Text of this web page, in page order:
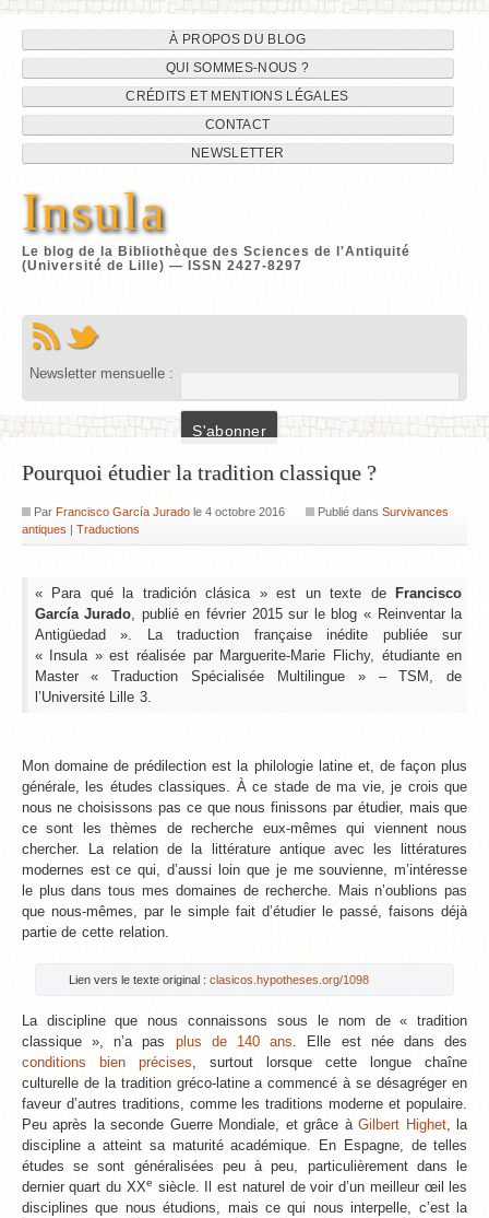
Navigation
du
site
au
contenu
À PROPOS DU BLOG
QUI SOMMES-NOUS ?
CRÉDITS ET MENTIONS LÉGALES
CONTACT
NEWSLETTER
Insula
Le blog de la Bibliothèque des Sciences de l'Antiquité
(Université de Lille) — ISSN 2427-8297
Newsletter mensuelle :
Pourquoi étudier la tradition classique ?
Par Francisco García Juradole 4 octobre 2016 Publié dansSurvivances
antiques
Traductions
« Para qué la tradición clásica » est un texte de
Francisco
García Jurado , publié en février 2015 sur le blog « Reinventar la
Antigüedad ». La traduction française inédite publiée sur
« Insula » est réalisée par Marguerite-Marie Flichy, étudiante en
Master « Traduction Spécialisée Multilingue » – TSM, de
l’Université Lille 3.
Mon domaine de prédilection est la philologie latine et, de façon plus
générale, les études classiques. À ce stade de ma vie, je crois que
nous ne choisissons pas ce que nous finissons par étudier, mais que
ce sont les thèmes de recherche eux-mêmes qui viennent nous
chercher. La relation de la littérature antique avec les littératures
modernes est ce qui, d’aussi loin que je me souvienne, m’intéresse
le plus dans tous mes domaines de recherche. Mais n’oublions pas
que nous-mêmes, par le simple fait d’étudier le passé, faisons déjà
partie de cette relation.
Lien vers le texte original :clasicos.hypotheses.org/1098
La discipline que nous connaissons sous le nom de « tradition
classique », n’a pas plus de 140 ans . Elle est née dans des
conditions bien précises , surtout lorsque cette longue chaîne
culturelle de la tradition gréco-latine a commencé à se désagréger en
faveur d’autres traditions, comme les traditions moderne et populaire.
Peu après la seconde Guerre Mondiale, et grâce àGilbert Highet, la
discipline a atteint sa maturité académique. En Espagne, de telles
études se sont généralisées peu à peu, particulièrement dans le
dernier quart du XXe siècle. Il est naturel de voir d’un meilleur œil les
disciplines que nous étudions, mais ce qui nous interpelle, c’est la